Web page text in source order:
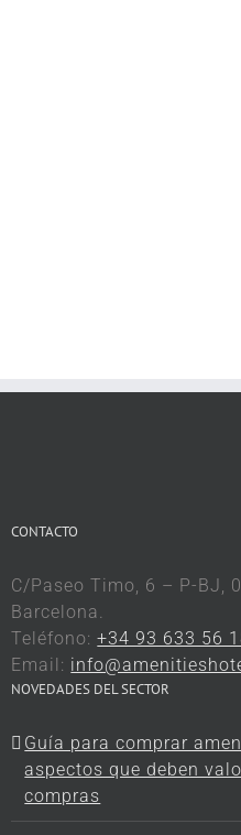
CONTACTO
C/Paseo Timo, 6 – P-BJ,
Barcelona.
Teléfono:+34 93 633 56
Email:
NOVEDADES DEL SECTOR
Guía para comprar
aspectos que deben
compras